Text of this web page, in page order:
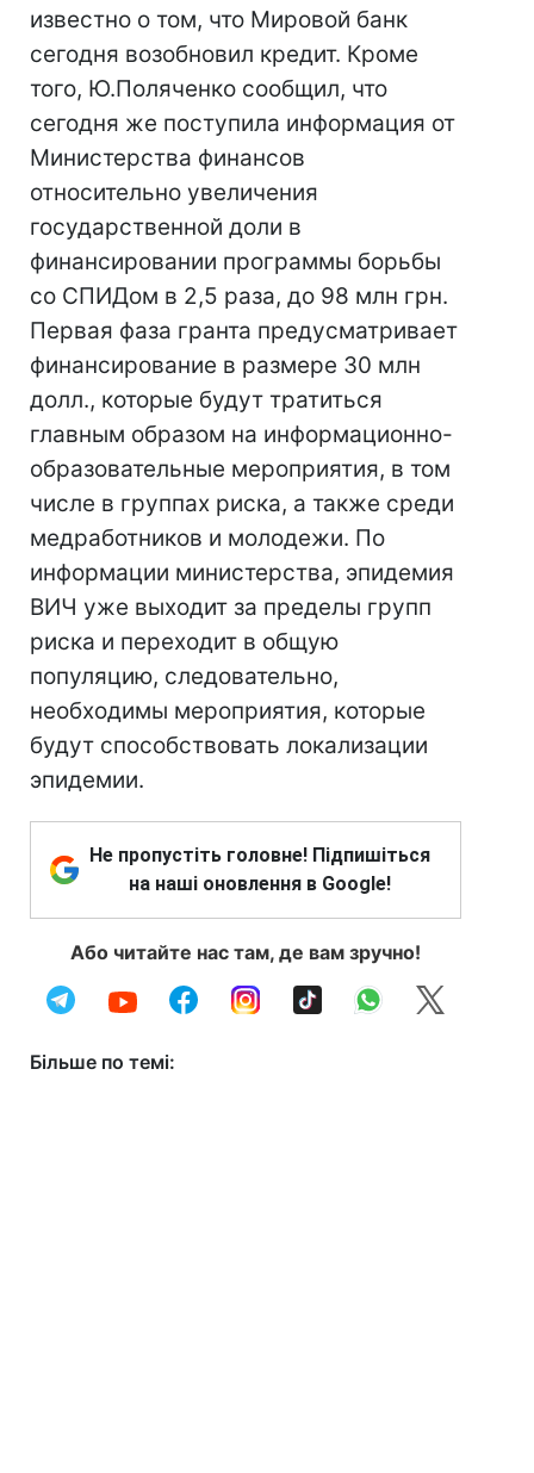
известно о том, что Мировой банк
сегодня возобновил кредит. Кроме
того, Ю.Поляченко сообщил, что
сегодня же поступила информация от
Министерства финансов
относительно увеличения
государственной доли в
финансировании программы борьбы
со СПИДом в 2,5 раза, до 98 млн грн.
Первая фаза гранта предусматривает
финансирование в размере 30 млн
долл., которые будут тратиться
главным образом на информационно-
образовательные мероприятия, в том
числе в группах риска, а также среди
медработников и молодежи. По
информации министерства, эпидемия
ВИЧ уже выходит за пределы групп
риска и переходит в общую
популяцию, следовательно,
необходимы мероприятия, которые
будут способствовать локализации
эпидемии.
Не пропустіть головне! Підпишіться
на наші оновлення в Google!
Або читайте нас там, де вам зручно!
Більше по темі: